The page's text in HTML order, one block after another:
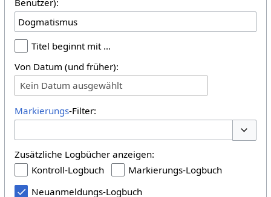
Benutzer):
Titel beginnt mit …
Von Datum (und früher):
Kein Datum ausgewählt
Markierungs-Filter:
Zusätzliche Logbücher anzeigen:
Kontroll-Logbuch
Markierungs-Logbuch
Neuanmeldungs-Logbuch